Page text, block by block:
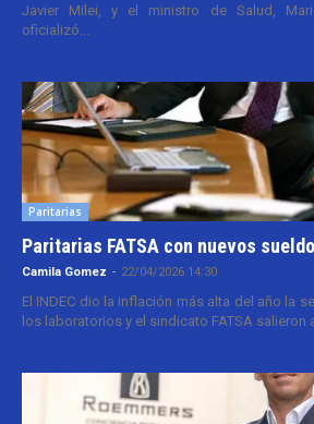
Javier Milei, y el ministro de Salud,
oficializó...
Paritarias
Paritarias FATSA con nuevos
Camila Gomez - 22/04/2026 14:30
El INDEC dio la inflación más alta del año la
los laboratorios y el sindicato FATSA salieron a